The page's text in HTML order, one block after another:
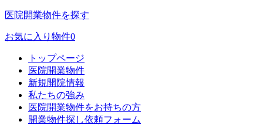
医院開業物件を探す
お気に入り物件0
トップページ
医院開業物件
新規開院情報
私たちの強み
医院開業物件をお持ちの方
開業物件探し依頼フォーム